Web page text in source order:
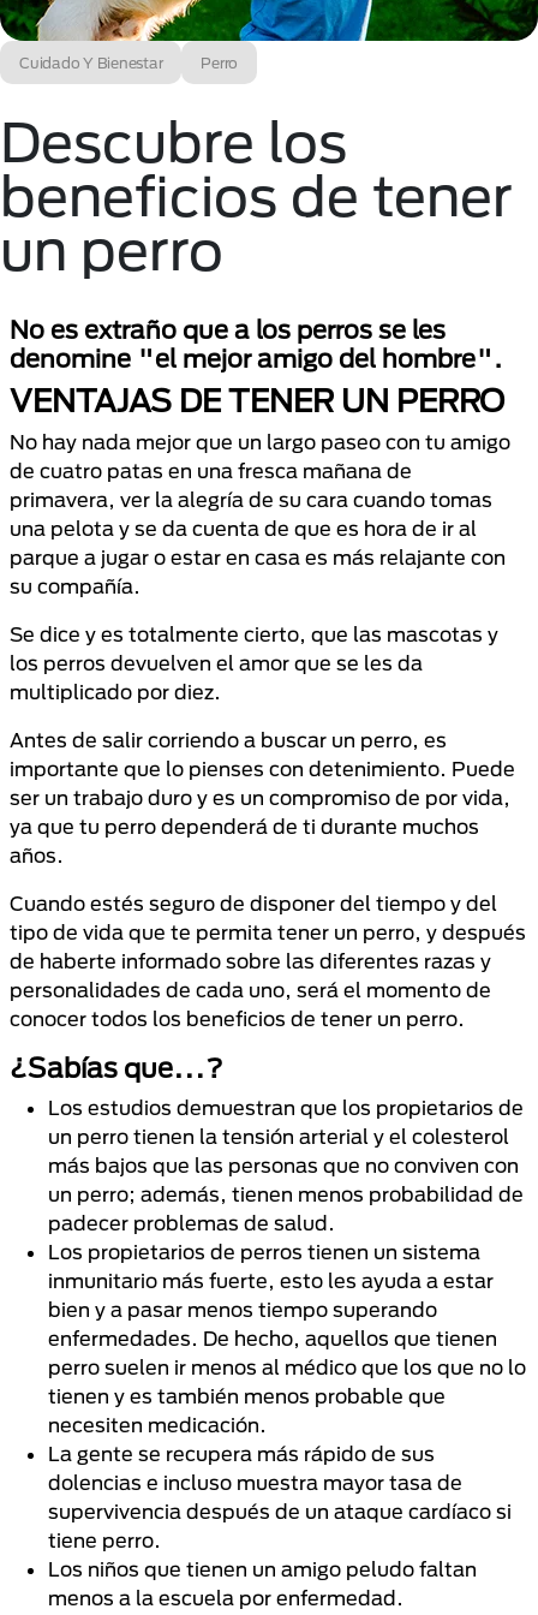
Cuidado Y Bienestar Perro
Descubre los
beneficios de tener
un perro
No es extraño que a los perros se les
denomine "el mejor amigo del hombre".
VENTAJAS DE TENER UN PERRO
No hay nada mejor que un largo paseo con tu amigo
de cuatro patas en una fresca mañana de
primavera, ver la alegría de su cara cuando tomas
una pelota y se da cuenta de que es hora de ir al
parque a jugar o estar en casa es más relajante con
su compañía.
Se dice y es totalmente cierto, que las mascotas y
los perros devuelven el amor que se les da
multiplicado por diez.
Antes de salir corriendo a buscar un perro, es
importante que lo pienses con detenimiento. Puede
ser un trabajo duro y es un compromiso de por vida,
ya que tu perro dependerá de ti durante muchos
años.
Cuando estés seguro de disponer del tiempo y del
tipo de vida que te permita tener un perro, y después
de haberte informado sobre las diferentes razas y
personalidades de cada uno, será el momento de
conocer todos los beneficios de tener un perro.
¿Sabías que…?
Los estudios demuestran que los propietarios de
un perro tienen la tensión arterial y el colesterol
más bajos que las personas que no conviven con
un perro; además, tienen menos probabilidad de
padecer problemas de salud.
Los propietarios de perros tienen un sistema
inmunitario más fuerte, esto les ayuda a estar
bien y a pasar menos tiempo superando
enfermedades. De hecho, aquellos que tienen
perro suelen ir menos al médico que los que no lo
tienen y es también menos probable que
necesiten medicación.
La gente se recupera más rápido de sus
dolencias e incluso muestra mayor tasa de
supervivencia después de un ataque cardíaco si
tiene perro.
Los niños que tienen un amigo peludo faltan
menos a la escuela por enfermedad.